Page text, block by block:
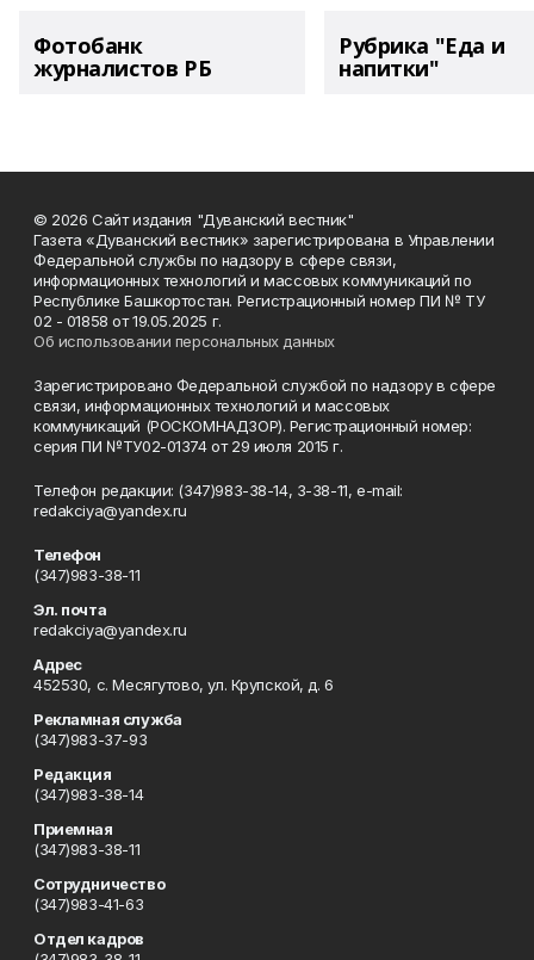
Фотобанк
журналистов РБ
Рубрика "Еда и
напитки"
© 2026 Сайт издания "Дуванский вестник"
Газета «Дуванский вестник» зарегистрирована в Управлении
Федеральной службы по надзору в сфере связи,
информационных технологий и массовых коммуникаций по
Республике Башкортостан. Регистрационный номер ПИ № ТУ
02 - 01858 от 19.05.2025 г.
Об использовании персональных данных
Зарегистрировано Федеральной службой по надзору в сфере
связи, информационных технологий и массовых
коммуникаций (РОСКОМНАДЗОР). Регистрационный номер:
серия ПИ №ТУ02-01374 от 29 июля 2015 г.
Телефон редакции: (347)983-38-14, 3-38-11, e-mail:
redakciya@yandex.ru
Телефон
(347)983-38-11
Эл. почта
redakciya@yandex.ru
Адрес
452530, с. Месягутово, ул. Крупской, д. 6
Рекламная служба
(347)983-37-93
Редакция
(347)983-38-14
Приемная
(347)983-38-11
Сотрудничество
(347)983-41-63
Отдел кадров